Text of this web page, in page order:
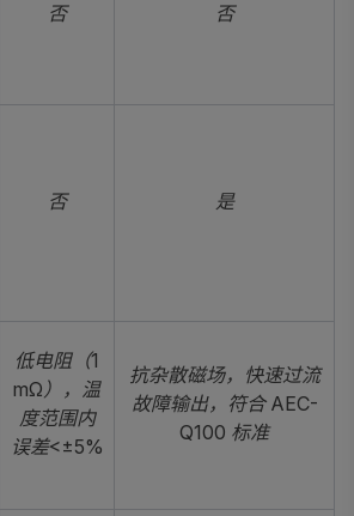
否 否
否 是
低电阻（1
mΩ），温
度范围内
误差<±5%
抗杂散磁场，快速过流
故障输出，符合 AEC-
Q100 标准